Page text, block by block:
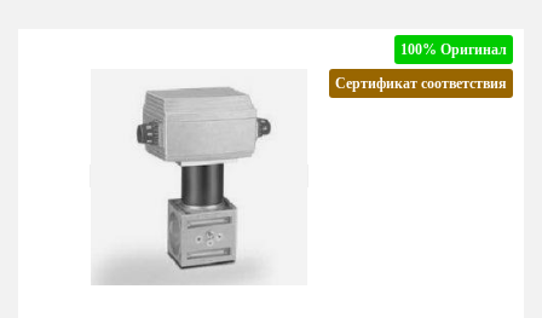
100% Оригинал
Сертификат соответствия